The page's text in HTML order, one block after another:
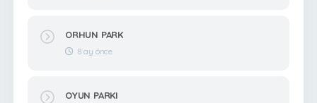
ORHUN PARK
8 ay önce
OYUN PARKI